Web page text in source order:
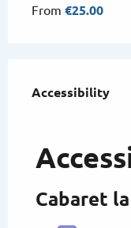
Accessibility
Accessibility
Cabaret
From €25.00